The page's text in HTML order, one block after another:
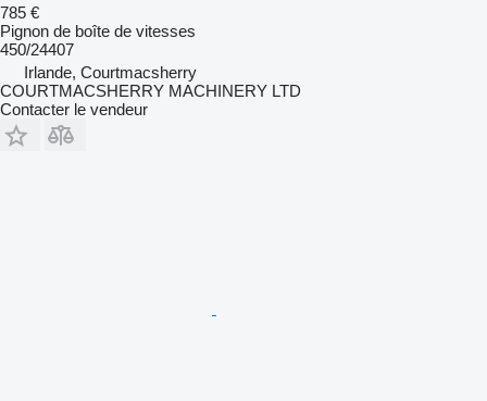
785 €
Pignon de boîte de vitesses
450/24407
Irlande, Courtmacsherry
COURTMACSHERRY MACHINERY LTD
Contacter le vendeur